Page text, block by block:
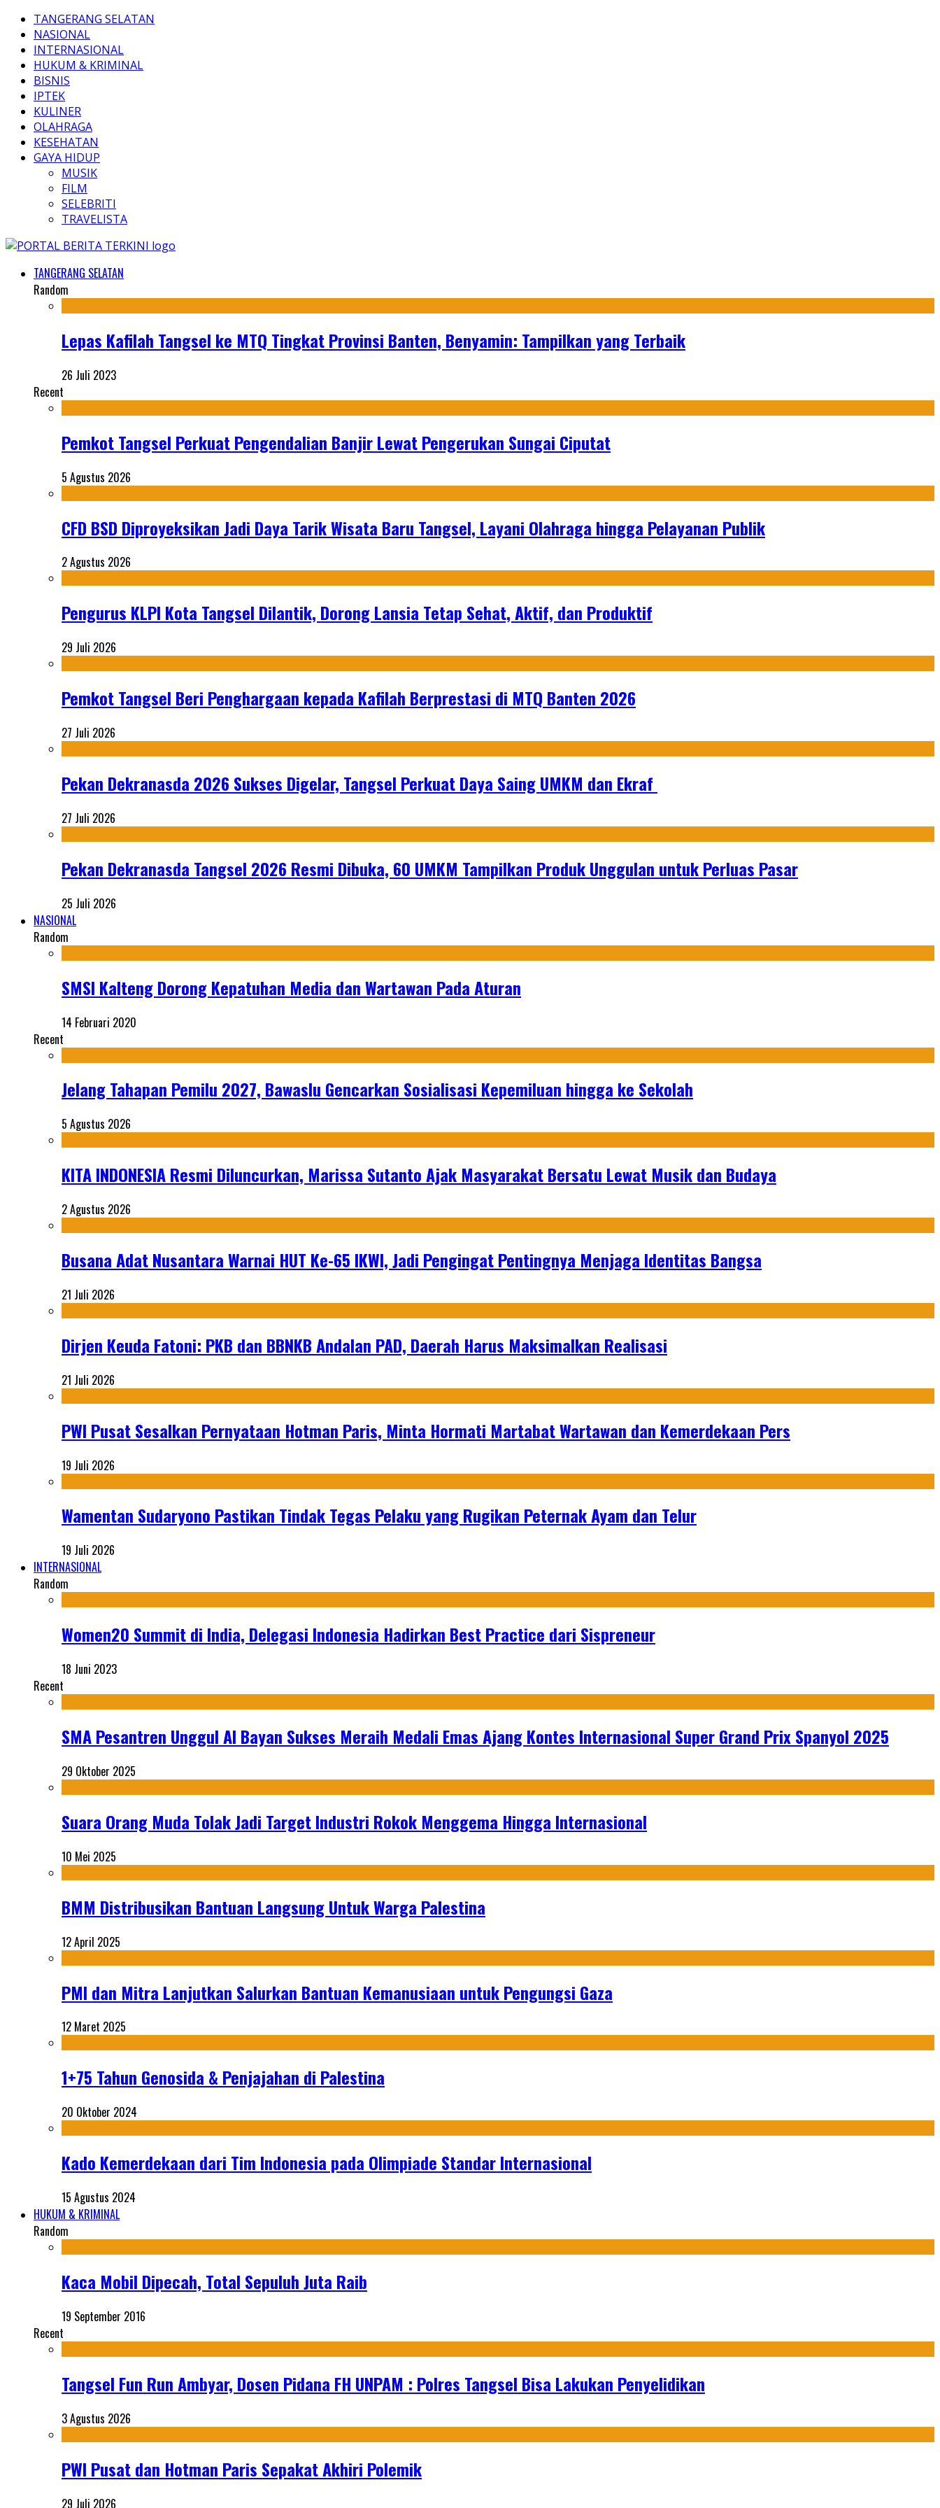
TANGERANG SELATAN
NASIONAL
INTERNASIONAL
HUKUM & KRIMINAL
BISNIS
IPTEK
KULINER
OLAHRAGA
KESEHATAN
GAYA HIDUP
MUSIK
FILM
SELEBRITI
TRAVELISTA
TANGERANG SELATAN
Random
Lepas Kafilah Tangsel ke MTQ Tingkat Provinsi Banten, Benyamin: Tampilkan yang Terbaik
26 Juli 2023
Recent
Pemkot Tangsel Perkuat Pengendalian Banjir Lewat Pengerukan Sungai Ciputat
5 Agustus 2026
CFD BSD Diproyeksikan Jadi Daya Tarik Wisata Baru Tangsel, Layani Olahraga hingga Pelayanan Publik
2 Agustus 2026
Pengurus KLPI Kota Tangsel Dilantik, Dorong Lansia Tetap Sehat, Aktif, dan Produktif
29 Juli 2026
Pemkot Tangsel Beri Penghargaan kepada Kafilah Berprestasi di MTQ Banten 2026
27 Juli 2026
Pekan Dekranasda 2026 Sukses Digelar, Tangsel Perkuat Daya Saing UMKM dan Ekraf
27 Juli 2026
Pekan Dekranasda Tangsel 2026 Resmi Dibuka, 60 UMKM Tampilkan Produk Unggulan untuk Perluas Pasar
25 Juli 2026
NASIONAL
Random
SMSI Kalteng Dorong Kepatuhan Media dan Wartawan Pada Aturan
14 Februari 2020
Recent
Jelang Tahapan Pemilu 2027, Bawaslu Gencarkan Sosialisasi Kepemiluan hingga ke Sekolah
5 Agustus 2026
KITA INDONESIA Resmi Diluncurkan, Marissa Sutanto Ajak Masyarakat Bersatu Lewat Musik dan Budaya
2 Agustus 2026
Busana Adat Nusantara Warnai HUT Ke-65 IKWI, Jadi Pengingat Pentingnya Menjaga Identitas Bangsa
21 Juli 2026
Dirjen Keuda Fatoni: PKB dan BBNKB Andalan PAD, Daerah Harus Maksimalkan Realisasi
21 Juli 2026
PWI Pusat Sesalkan Pernyataan Hotman Paris, Minta Hormati Martabat Wartawan dan Kemerdekaan Pers
19 Juli 2026
Wamentan Sudaryono Pastikan Tindak Tegas Pelaku yang Rugikan Peternak Ayam dan Telur
19 Juli 2026
INTERNASIONAL
Random
Women20 Summit di India, Delegasi Indonesia Hadirkan Best Practice dari Sispreneur
18 Juni 2023
Recent
SMA Pesantren Unggul Al Bayan Sukses Meraih Medali Emas Ajang Kontes Internasional Super Grand Prix Spanyol 2025
29 Oktober 2025
Suara Orang Muda Tolak Jadi Target Industri Rokok Menggema Hingga Internasional
10 Mei 2025
BMM Distribusikan Bantuan Langsung Untuk Warga Palestina
12 April 2025
PMI dan Mitra Lanjutkan Salurkan Bantuan Kemanusiaan untuk Pengungsi Gaza
12 Maret 2025
1+75 Tahun Genosida & Penjajahan di Palestina
20 Oktober 2024
Kado Kemerdekaan dari Tim Indonesia pada Olimpiade Standar Internasional
15 Agustus 2024
HUKUM & KRIMINAL
Random
Kaca Mobil Dipecah, Total Sepuluh Juta Raib
19 September 2016
Recent
Tangsel Fun Run Ambyar, Dosen Pidana FH UNPAM : Polres Tangsel Bisa Lakukan Penyelidikan
3 Agustus 2026
PWI Pusat dan Hotman Paris Sepakat Akhiri Polemik
29 Juli 2026